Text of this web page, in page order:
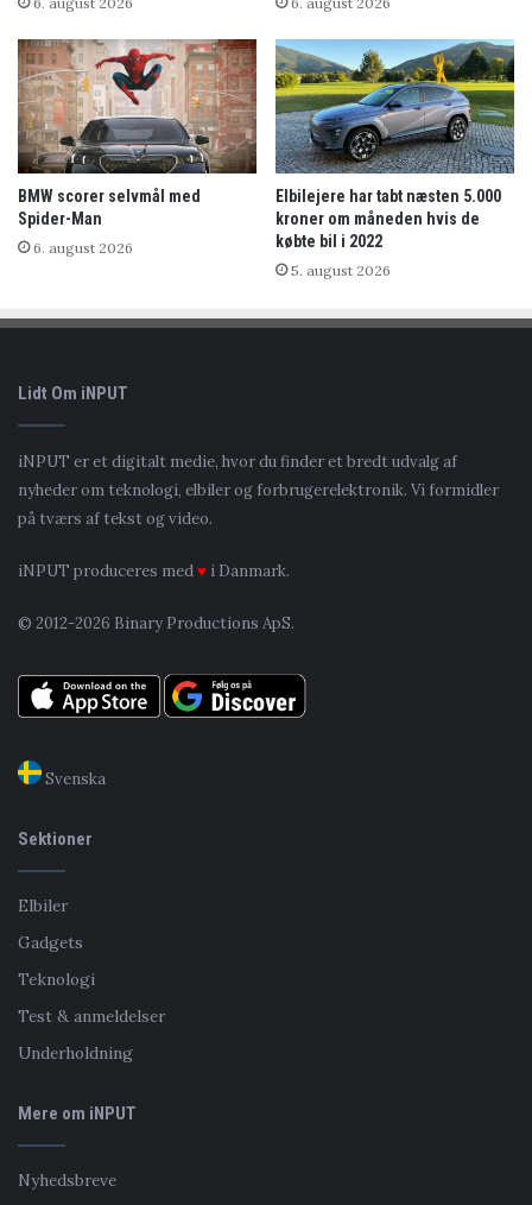
BMW scorer selvmål med
Spider-Man
6. august 2026
Elbilejere har tabt næsten 5.000
kroner om måneden hvis de
købte bil i 2022
5. august 2026
Lidt Om iNPUT
iNPUT er et digitalt medie, hvor du finder et bredt udvalg af
nyheder om teknologi, elbiler og forbrugerelektronik. Vi formidler
på tværs af tekst og video.
iNPUT produceres med♥ i Danmark.
© 2012-2026 Binary Productions ApS.
Svenska
Sektioner
Elbiler
Gadgets
Teknologi
Test & anmeldelser
Underholdning
Mere om iNPUT
Nyhedsbreve